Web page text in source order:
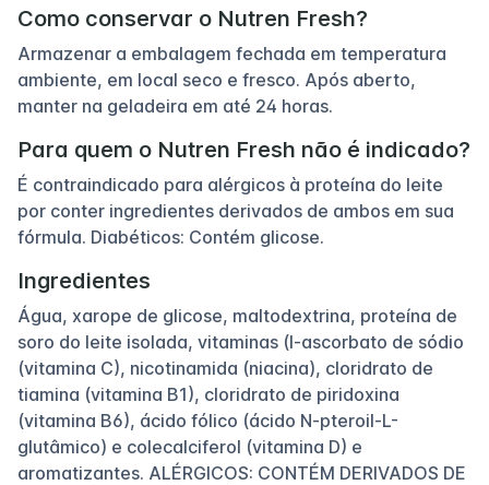
Como conservar o Nutren Fresh?
Armazenar a embalagem fechada em temperatura
ambiente, em local seco e fresco. Após aberto,
manter na geladeira em até 24 horas.
Para quem o Nutren Fresh não é indicado?
É contraindicado para alérgicos à proteína do leite
por conter ingredientes derivados de ambos em sua
fórmula. Diabéticos: Contém glicose.
Ingredientes
Água, xarope de glicose, maltodextrina, proteína de
soro do leite isolada, vitaminas (l-ascorbato de sódio
(vitamina C), nicotinamida (niacina), cloridrato de
tiamina (vitamina B1), cloridrato de piridoxina
(vitamina B6), ácido fólico (ácido N-pteroil-L-
glutâmico) e colecalciferol (vitamina D) e
aromatizantes. ALÉRGICOS: CONTÉM DERIVADOS DE